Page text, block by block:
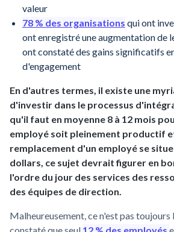
valeur
78 % des organisations qui ont
ont enregistré une augmentation de
ont constaté des gains significatifs
d'engagement
En d'autres termes, il existe une
d'investir dans le processus
qu'il faut en moyenne 8 à 12 mois
employé soit pleinement productif
remplacement d'un employé se
dollars, ce sujet devrait figurer en
l'ordre du jour des services des
des équipes de direction.
Malheureusement, ce n'est pas toujours